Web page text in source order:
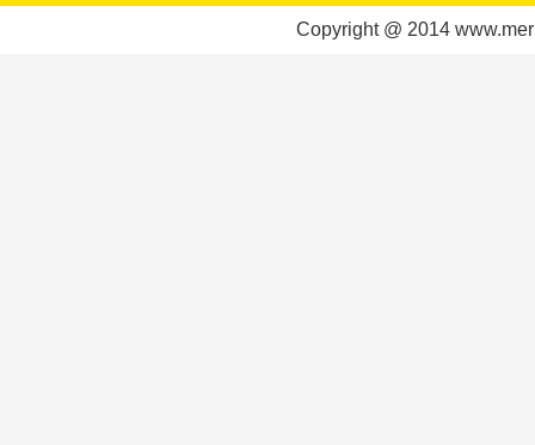
Copyright @ 2014